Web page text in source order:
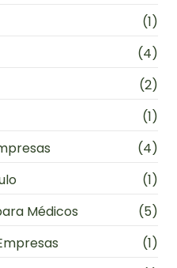
(1)
(4)
(2)
(1)
(4)
(1)
Médicos
(5)
(1)